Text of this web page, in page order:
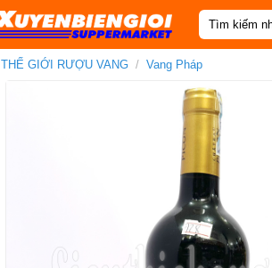
Tìm
kiếm:
THẾ GIỚI RƯỢU VANG / Vang Pháp